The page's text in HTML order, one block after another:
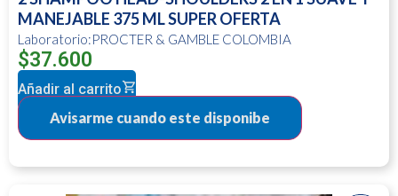
MANEJABLE 375 ML SUPER OFERTA
Laboratorio:PROCTER & GAMBLE COLOMBIA
$37.600
Añadir al carrito